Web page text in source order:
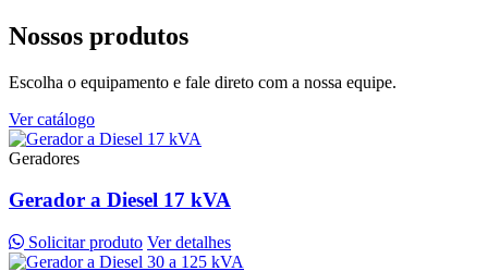
Nossos produtos
Escolha o equipamento e fale direto com a nossa equipe.
Ver catálogo
Geradores
Gerador a Diesel 17 kVA
Solicitar produto Ver detalhes